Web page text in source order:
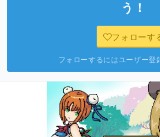
う！
フォローす
フォローするにはユーザー登